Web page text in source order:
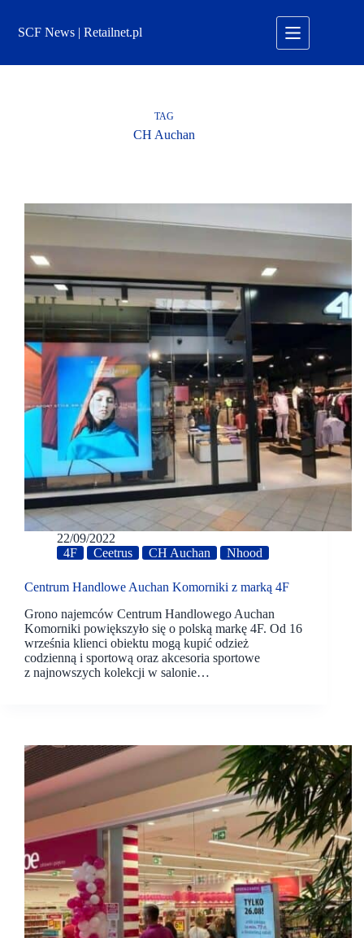
treściSCF News | Retailnet.pl
TAG
CH Auchan
22/09/2022
4F
Ceetrus CH Auchan Nhood
Centrum Handlowe Auchan Komorniki z marką 4F
Grono najemców Centrum Handlowego Auchan
Komorniki powiększyło się o polską markę 4F. Od 16
września klienci obiektu mogą kupić odzież
codzienną i sportową oraz akcesoria sportowe
z najnowszych kolekcji w salonie…